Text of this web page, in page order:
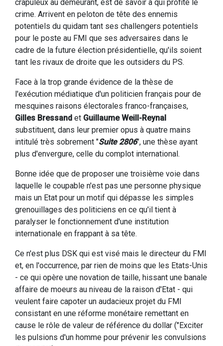
crapuleux au demeurant, est de savoir à qui profite le
crime. Arrivent en peloton de tête des ennemis
potentiels du quidam tant ses challengers potentiels
pour le poste au FMI que ses adversaires dans le
cadre de la future élection présidentielle, qu'ils soient
tant les rivaux de droite que les outsiders du PS.
Face à la trop grande évidence de la thèse de
l'exécution médiatique d'un politicien français pour de
mesquines raisons électorales franco-françaises,
Gilles Bressand et Guillaume Weill-Reynal
substituent, dans leur premier opus à quatre mains
intitulé très sobrement "Suite 2806", une thèse ayant
plus d'envergure, celle du complot international.
Bonne idée que de proposer une troisième voie dans
laquelle le coupable n'est pas une personne physique
mais un Etat pour un motif qui dépasse les simples
grenouillages des politiciens en ce qu'il tient à
paralyser le fonctionnement d'une institution
internationale en frappant à sa tête.
Ce n'est plus DSK qui est visé mais le directeur du FMI
et, en l'occurrence, par rien de moins que les Etats-Unis
- ce qui opère une novation de taille, hissant une banale
affaire de moeurs au niveau de la raison d'Etat - qui
veulent faire capoter un audacieux projet du FMI
consistant en une réforme monétaire remettant en
cause le rôle de valeur de référence du dollar ("Exciter
les pulsions d'un homme pour prévenir les convulsions